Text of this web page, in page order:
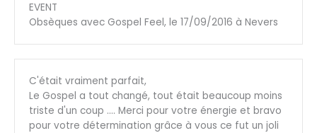
EVENT
Obsèques avec Gospel Feel, le 17/09/2016 à Nevers
C'était vraiment parfait,
Le Gospel a tout changé, tout était beaucoup moins
triste d'un coup …. Merci pour votre énergie et bravo
pour votre détermination grâce à vous ce fut un joli